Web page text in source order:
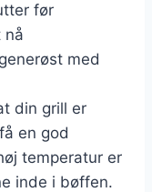
før
nå
med
din grill er
en god
temperatur er
inde i bøffen.